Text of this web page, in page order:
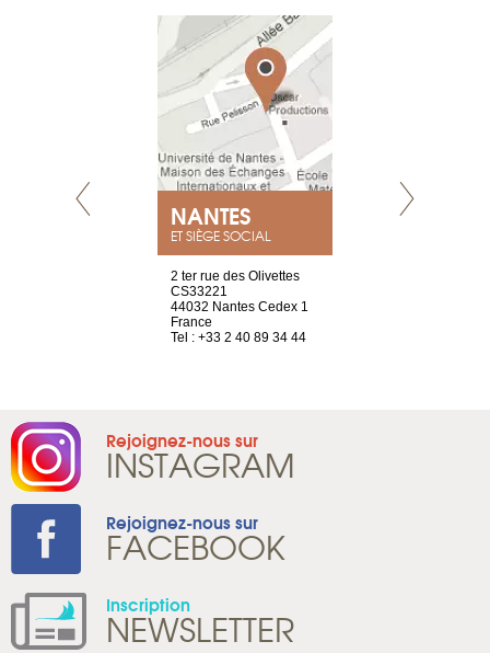
NANTES
ET SIÈGE SOCIAL
2 ter rue des Olivettes
CS33221
44032 Nantes Cedex 1
France
Tel : +33 2 40 89 34 44
Rejoignez-nous sur
INSTAGRAM
Rejoignez-nous sur
FACEBOOK
Inscription
NEWSLETTER